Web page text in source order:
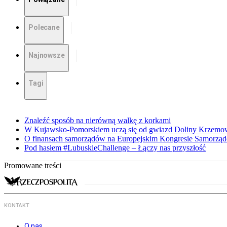
Polecane
Najnowsze
Tagi
Znaleźć sposób na nierówną walkę z korkami
W Kujawsko-Pomorskiem uczą się od gwiazd Doliny
O finansach samorządów na Europejskim Kongresie
Pod hasłem #LubuskieChallenge – Łączy nas przyszłość
Promowane treści
KONTAKT